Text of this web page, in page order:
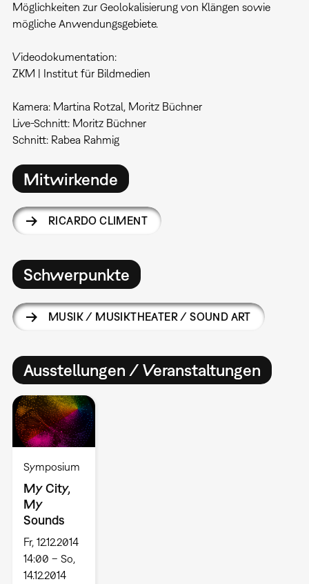
Möglichkeiten zur Geolokalisierung von Klängen sowie
mögliche Anwendungsgebiete.
Videodokumentation:
ZKM | Institut für Bildmedien
Kamera: Martina Rotzal, Moritz Büchner
Live-Schnitt: Moritz Büchner
Schnitt: Rabea Rahmig
Mitwirkende
RICARDO CLIMENT
Schwerpunkte
MUSIK / MUSIKTHEATER / SOUND ART
Ausstellungen / Veranstaltungen
Symposium
My City,
My
Sounds
Fr, 12.12.2014
14:00 – So,
14.12.2014